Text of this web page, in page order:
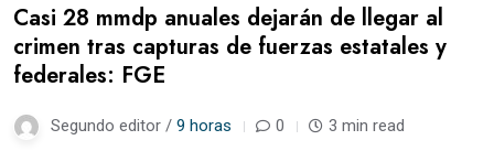
Casi 28 mmdp anuales dejarán de llegar al
crimen tras capturas de fuerzas estatales y
federales: FGE
Segundo editor / 9 horas 0 3 min read